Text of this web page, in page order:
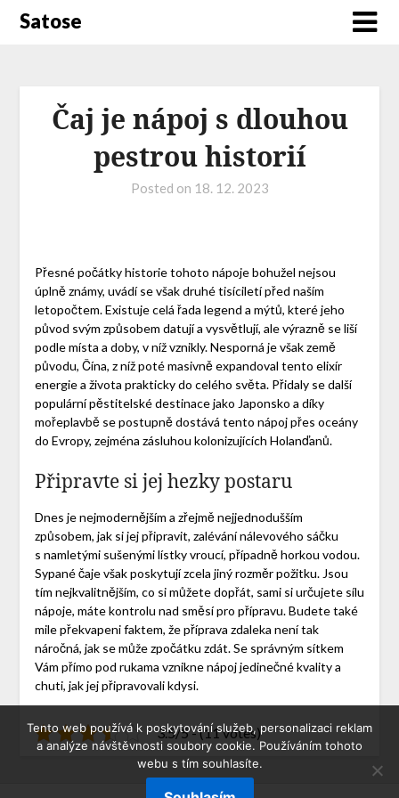
Satose
Čaj je nápoj s dlouhou
pestrou historií
Posted on 18. 12. 2023
Přesné počátky historie tohoto nápoje bohužel nejsou
úplně známy, uvádí se však druhé tisíciletí před naším
letopočtem. Existuje celá řada legend a mýtů, které jeho
původ svým způsobem datují a vysvětlují, ale výrazně se liší
podle místa a doby, v níž vznikly. Nesporná je však země
původu, Čína, z níž poté masivně expandoval tento elixír
energie a života prakticky do celého světa. Přidaly se další
populární pěstitelské destinace jako Japonsko a díky
mořeplavbě se postupně dostává tento nápoj přes oceány
do Evropy, zejména zásluhou kolonizujících Holanďanů.
Připravte si jej hezky postaru
Dnes je nejmodernějším a zřejmě nejjednodušším
způsobem, jak si jej připravit, zalévání nálevového sáčku
s namletými sušenými lístky vroucí, případně horkou vodou.
Sypané čajevšak poskytují zcela jiný rozměr požitku. Jsou
tím nejkvalitnějším, co si můžete dopřát, sami si určujete sílu
nápoje, máte kontrolu nad směsí pro přípravu. Budete také
mile překvapeni faktem, že příprava zdaleka není tak
náročná, jak se může zpočátku zdát. Se správným sítkem
Vám přímo pod rukama vznikne nápoj jedinečné kvality a
chuti, jak jej připravovali kdysi.
3.5/5 - (11 votes)
Tento web používá k poskytování služeb, personalizaci reklam
a analýze návštěvnosti soubory cookie. Používáním tohoto
webu s tím souhlasíte.